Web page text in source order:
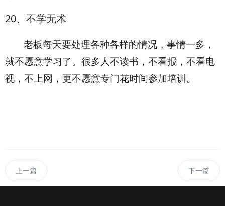
20、不学无术
老板每天要处理各种各样的情况，事情一多，
就不愿意学习了。很多人不读书，不看报，不看电
视，不上网，更不愿意专门花时间参加培训。
上一篇 下一篇